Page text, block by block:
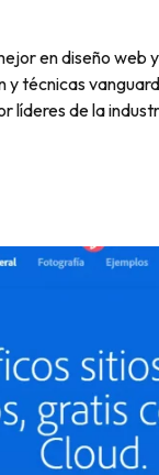
en diseño web
y técnicas
líderes de la